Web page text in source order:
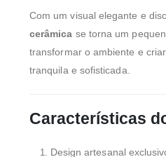
Com um visual elegante e
cerâmica se torna um
transformar o ambiente e
tranquila e sofisticada.
Características
Design artesanal